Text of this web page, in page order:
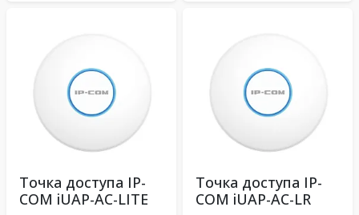
Точка доступа IP-
COM iUAP-AC-LITE
Точка доступа IP-
COM iUAP-AC-LR